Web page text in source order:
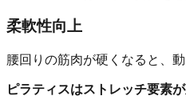
柔軟性向上
腰回りの筋肉が硬くなると、
ピラティスはストレッチ要素